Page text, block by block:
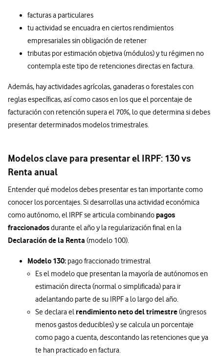
facturas a particulares
tu actividad se encuadra en ciertos rendimientos
empresariales sin obligación de retener
tributas por estimación objetiva (módulos) y tu régimen no
contempla este tipo de retenciones directas en factura.
Además, hay actividades agrícolas, ganaderas o forestales con
reglas específicas, así como casos en los que el porcentaje de
facturación con retención supera el 70%, lo que determina si debes
presentar determinados modelos trimestrales.
Modelos clave para presentar el IRPF: 130 vs
Renta anual
Entender qué modelos debes presentar es tan importante como
conocer los porcentajes. Si desarrollas una actividad económica
como autónomo, el IRPF se articula combinando pagos
fraccionadosdurante el año y la regularización final en la
Declaración de la Renta (modelo 100).
Modelo 130: pago fraccionado trimestral
Es el modelo que presentan la mayoría de autónomos en
estimación directa (normal o simplificada) para ir
adelantando parte de su IRPF a lo largo del año.
Se declara el rendimiento neto del trimestre(ingresos
menos gastos deducibles) y se calcula un porcentaje
como pago a cuenta, descontando las retenciones que ya
te han practicado en factura.